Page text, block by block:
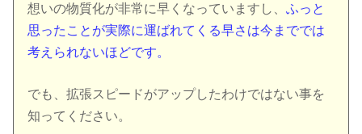
想いの物質化が非常に早くなっていますし、ふっと
思ったことが実際に運ばれてくる早さは今まででは
考えられないほどです。
でも、拡張スピードがアップしたわけではない事を
知ってください。